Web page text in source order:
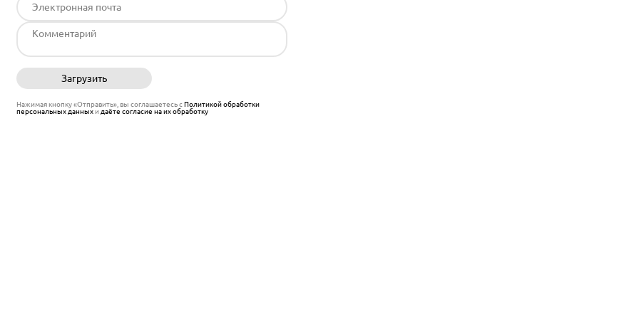
Загрузить
Нажимая кнопку «Отправить», вы соглашаетесь сПолитикой обработки
персональных данныхи даёте согласие на их обработку